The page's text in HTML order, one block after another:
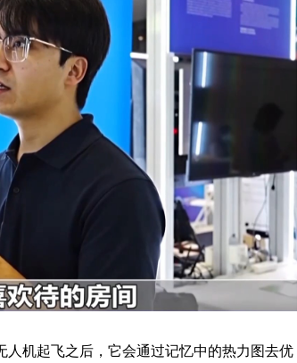
人机起飞之后，它会通过记忆中的热力图去优